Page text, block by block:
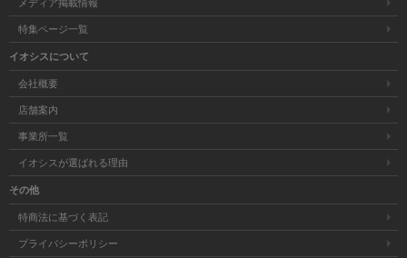
特集ページ一覧
イオシスについて
会社概要
店舗案内
事業所一覧
イオシスが選ばれる理由
その他
特商法に基づく表記
プライバシーポリシー